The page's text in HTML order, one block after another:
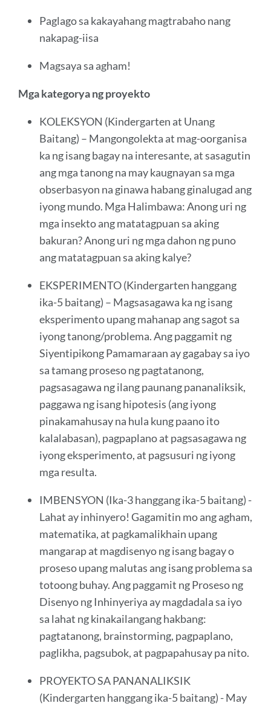
Paglago sa kakayahang magtrabaho nang
nakapag-iisa
Magsaya sa agham!
Mga kategorya ng proyekto
KOLEKSYON (Kindergarten at Unang
Baitang) – Mangongolekta at mag-oorganisa
ka ng isang bagay na interesante, at sasagutin
ang mga tanong na may kaugnayan sa mga
obserbasyon na ginawa habang ginalugad ang
iyong mundo. Mga Halimbawa: Anong uri ng
mga insekto ang matatagpuan sa aking
bakuran? Anong uri ng mga dahon ng puno
ang matatagpuan sa aking kalye?
EKSPERIMENTO (Kindergarten hanggang
ika-5 baitang) – Magsasagawa ka ng isang
eksperimento upang mahanap ang sagot sa
iyong tanong/problema. Ang paggamit ng
Siyentipikong Pamamaraan ay gagabay sa iyo
sa tamang proseso ng pagtatanong,
pagsasagawa ng ilang paunang pananaliksik,
paggawa ng isang hipotesis (ang iyong
pinakamahusay na hula kung paano ito
kalalabasan), pagpaplano at pagsasagawa ng
iyong eksperimento, at pagsusuri ng iyong
mga resulta.
IMBENSYON (Ika-3 hanggang ika-5 baitang) -
Lahat ay inhinyero! Gagamitin mo ang agham,
matematika, at pagkamalikhain upang
mangarap at magdisenyo ng isang bagay o
proseso upang malutas ang isang problema sa
totoong buhay. Ang paggamit ng Proseso ng
Disenyo ng Inhinyeriya ay magdadala sa iyo
sa lahat ng kinakailangang hakbang:
pagtatanong, brainstorming, pagpaplano,
paglikha, pagsubok, at pagpapahusay pa nito.
PROYEKTO SA PANANALIKSIK
(Kindergarten hanggang ika-5 baitang) - May